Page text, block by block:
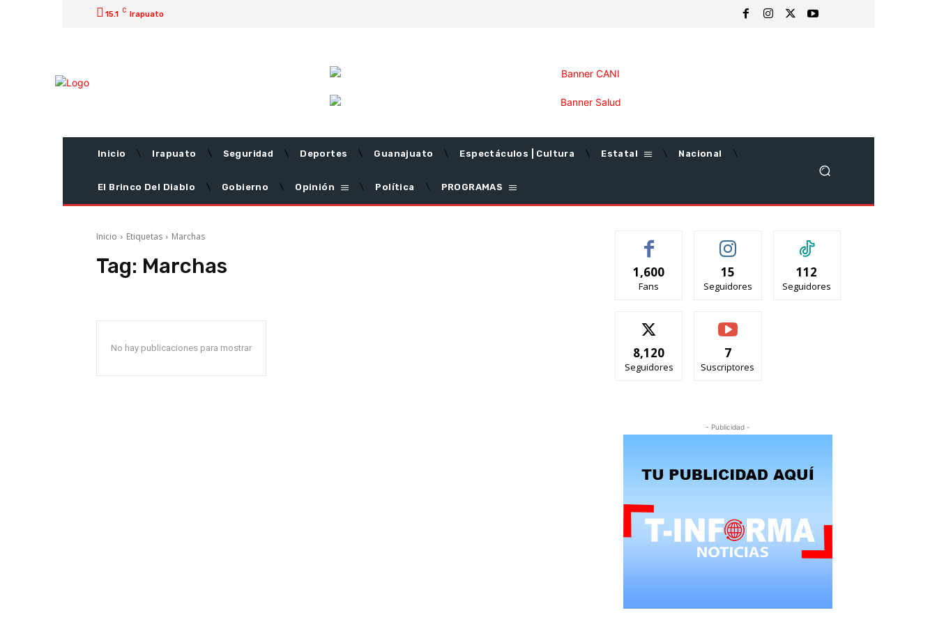
15.1 C Irapuato
Inicio Irapuato Seguridad Deportes Guanajuato Espectáculos | Cultura Estatal Nacional
El Brinco Del Diablo Gobierno Opinión Política PROGRAMAS
Inicio Etiquetas Marchas
Tag: Marchas
No hay publicaciones para mostrar
1,600
Fans
15
Seguidores
112
Seguidores
8,120
Seguidores
7
Suscriptores
- Publicidad -